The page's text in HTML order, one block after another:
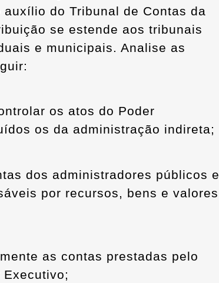
auxílio do Tribunal de Contas da
se estende aos tribunais
e municipais. Analise as
os atos do Poder
os da administração indireta;
dos administradores públicos e
por recursos, bens e valores
as contas prestadas pelo